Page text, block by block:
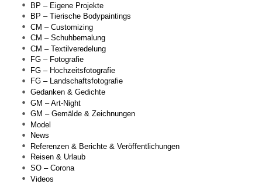
BP – Eigene Projekte
BP – Tierische Bodypaintings
CM – Customizing
CM – Schuhbemalung
CM – Textilveredelung
FG – Fotografie
FG – Hochzeitsfotografie
FG – Landschaftsfotografie
Gedanken & Gedichte
GM – Art-Night
GM – Gemälde & Zeichnungen
Model
News
Referenzen & Berichte & Veröffentlichungen
Reisen & Urlaub
SO – Corona
Videos